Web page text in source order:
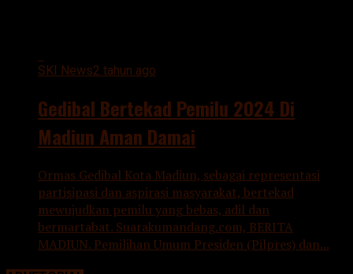
SKI News2 tahun ago
Gedibal Bertekad Pemilu 2024 Di
Madiun Aman Damai
Ormas Gedibal Kota Madiun, sebagai representasi
partisipasi dan aspirasi masyarakat, bertekad
mewujudkan pemilu yang bebas, adil dan
bermartabat. Suarakumandang.com, BERITA
MADIUN. Pemilihan Umum Presiden (Pilpres) dan...